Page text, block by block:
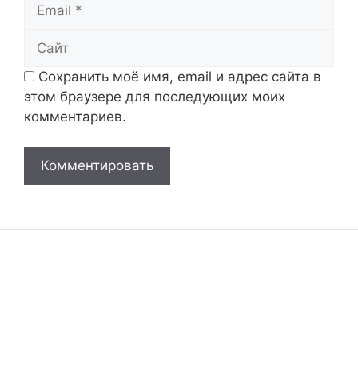
Сохранить моё имя, email и адрес сайта в
этом браузере для последующих моих
комментариев.